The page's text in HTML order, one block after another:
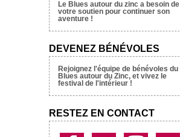
Le Blues autour du zinc a besoin de
votre soutien pour continuer son
aventure !
DEVENEZ BÉNÉVOLES
Rejoignez l'équipe de bénévoles du
Blues autour du Zinc, et vivez le
festival de l'intérieur !
RESTEZ EN CONTACT